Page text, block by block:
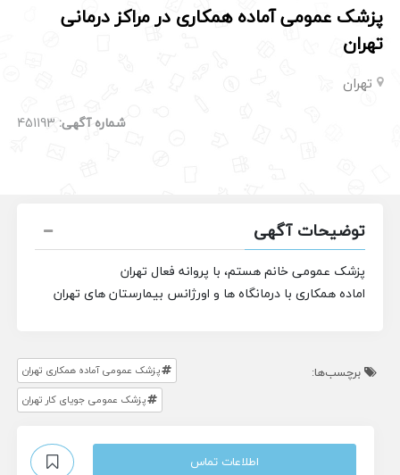
پزشک عمومی آماده همکاری در مراکز درمانی
تهران
تهران
شماره آگهی: 451193
توضیحات آگهی
پزشک عمومی خانم هستم، با پروانه فعال تهران
اماده همکاری با درمانگاه ها و اورژانس بیمارستان های تهران
برچسب‌ها:
پزشک عمومی آماده همکاری تهران
پزشک عمومی جویای کار تهران
اطلاعات تماس